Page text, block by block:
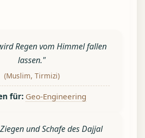
Regen vom Himmel fallen
lassen."
(Muslim, Tirmizi)
für: Geo-Engineering
und Schafe des Dajjal